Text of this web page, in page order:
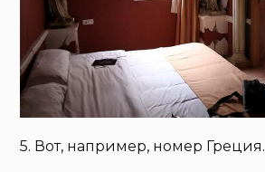
5. Вот, например, номер Греция.